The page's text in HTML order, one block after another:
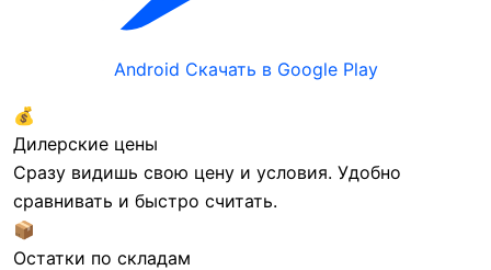
DHI-ASF180L-V1
Производитель—
Dahua
Под заказ
Android Скачать в Google Play
💰
Дилерские цены
Сразу видишь свою цену и условия. Удобно
сравнивать и быстро считать.
📦
Остатки по складам